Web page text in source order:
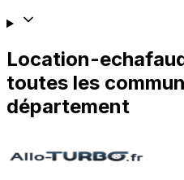
Location-
toutes les
département